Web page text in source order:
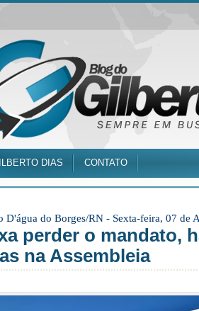
DIAS CONTATO
D'água do Borges/RN - Sexta-feira, 07 de
perder o mandato,
na Assembleia